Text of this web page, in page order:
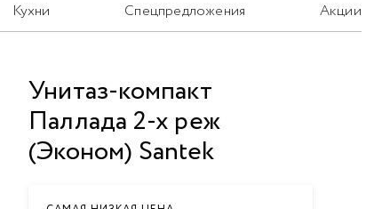
Кухни Спецпредложения Акции
Унитаз-компакт
Паллада 2-х реж
(Эконом) Santek